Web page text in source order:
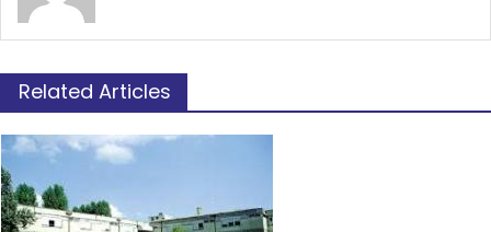
Related Articles